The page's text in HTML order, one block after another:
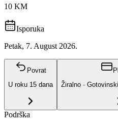
10 KM
Isporuka
Petak, 7. August 2026.
Povrat
U roku 15 dana
Žiralno ·
Podrška